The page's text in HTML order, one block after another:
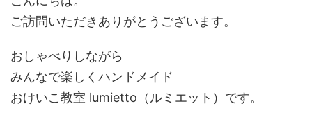
ご訪問いただきありがとうございます。
おしゃべりしながら
みんなで楽しくハンドメイド
おけいこ教室 lumietto（ルミエット）です。